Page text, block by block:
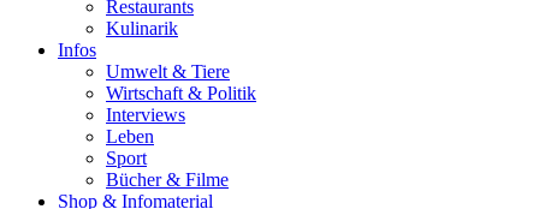
Restaurants
Kulinarik
Infos
Umwelt & Tiere
Wirtschaft & Politik
Interviews
Leben
Sport
Bücher & Filme
Shop & Infomaterial